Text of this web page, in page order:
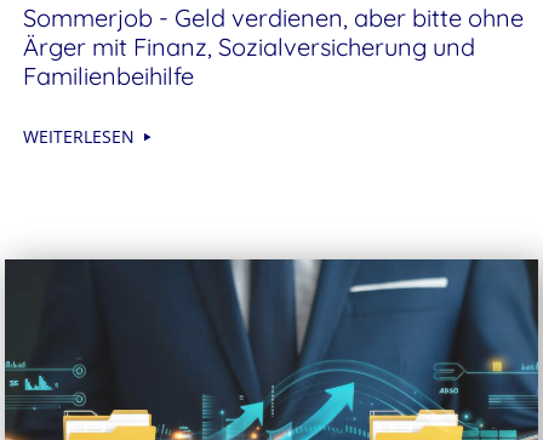
Sommerjob - Geld verdienen, aber bitte ohne
Ärger mit Finanz, Sozialversicherung und
Familienbeihilfe
WEITERLESEN